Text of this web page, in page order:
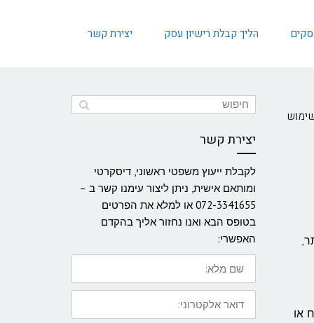
הליך קבלת רישיון עסק יצירת קשר
או
יצירת קשר
לקבלת ייעוץ משפטי ראשוני, דיסקרטי
ומותאם אישית, ניתן ליצור עימנו קשר ב –
072-3341655 או למלא את הפרטים
בטופס הבא ואנו נחזור אליך בהקדם
האפשרי:
שם
מלא:
דואר
אלקטרוני: